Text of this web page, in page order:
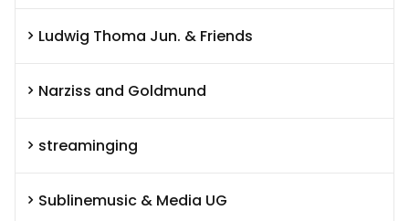
Ludwig Thoma Jun. & Friends
Narziss and Goldmund
streaminging
Sublinemusic & Media UG